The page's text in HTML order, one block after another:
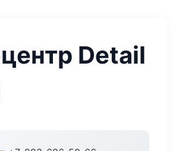
Detail